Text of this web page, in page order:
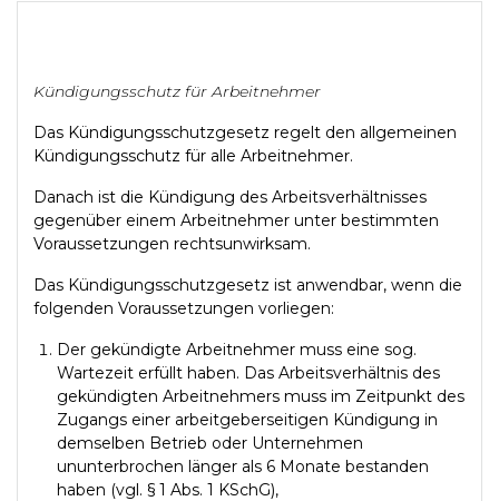
Kündigungsschutz für Arbeitnehmer
Das Kündigungsschutzgesetz regelt den allgemeinen
Kündigungsschutz für alle Arbeitnehmer.
Danach ist die Kündigung des Arbeitsverhältnisses
gegenüber einem Arbeitnehmer unter bestimmten
Voraussetzungen rechtsunwirksam.
Das Kündigungsschutzgesetz ist anwendbar, wenn die
folgenden Voraussetzungen vorliegen:
Der gekündigte Arbeitnehmer muss eine sog.
Wartezeit erfüllt haben. Das Arbeitsverhältnis des
gekündigten Arbeitnehmers muss im Zeitpunkt des
Zugangs einer arbeitgeberseitigen Kündigung in
demselben Betrieb oder Unternehmen
ununterbrochen länger als 6 Monate bestanden
haben (vgl. § 1 Abs. 1 KSchG),